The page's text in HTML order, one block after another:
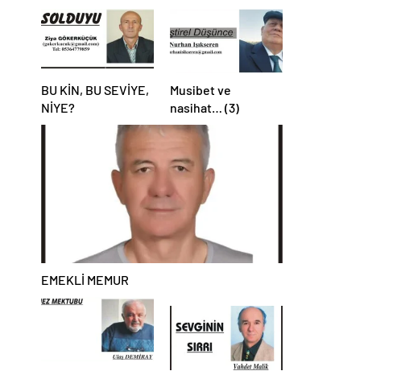
BU KİN, BU SEVİYE,
NİYE?
Musibet ve
nasihat… (3)
EMEKLİ MEMUR